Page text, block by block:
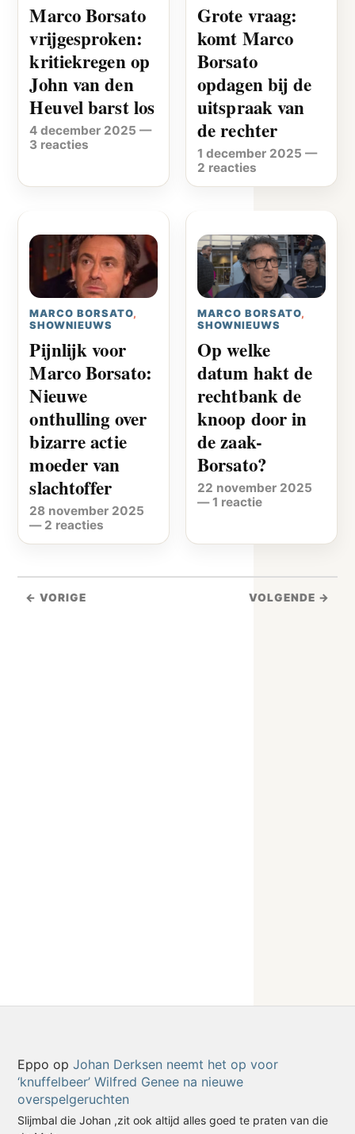
Marco Borsato
vrijgesproken:
kritiekregen op
John van den
Heuvel barst los
4 december 2025 —
3 reacties
Grote vraag:
komt Marco
Borsato
opdagen bij de
uitspraak van
de rechter
1 december 2025 —
2 reacties
MARCO BORSATO,
SHOWNIEUWS
Pijnlijk voor
Marco Borsato:
Nieuwe
onthulling over
bizarre actie
moeder van
slachtoffer
28 november 2025
— 2 reacties
MARCO BORSATO,
SHOWNIEUWS
Op welke
datum hakt de
rechtbank de
knoop door in
de zaak-
Borsato?
22 november 2025
—1 reactie
← VORIGE VOLGENDE →
Eppo opJohan Derksen neemt het op voor
‘knuffelbeer’ Wilfred Genee na nieuwe
overspelgeruchten
Slijmbal die Johan ,zit ook altijd alles goed te praten van die